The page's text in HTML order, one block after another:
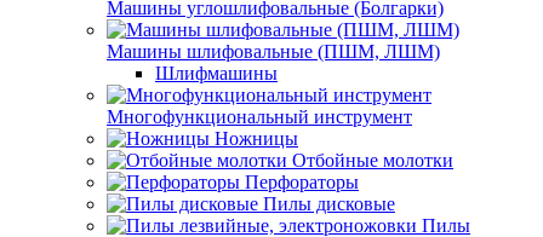
Машины углошлифовальные (Болгарки)
Машины шлифовальные (ПШМ, ЛШМ)
Шлифмашины
Многофункциональный инструмент
Ножницы
Отбойные молотки
Перфораторы
Пилы дисковые
Пилы